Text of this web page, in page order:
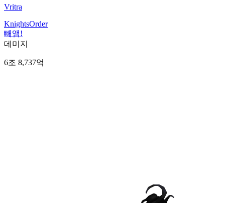
Vritra
KnightsOrder
빼앰!
데미지
6조 8,737억